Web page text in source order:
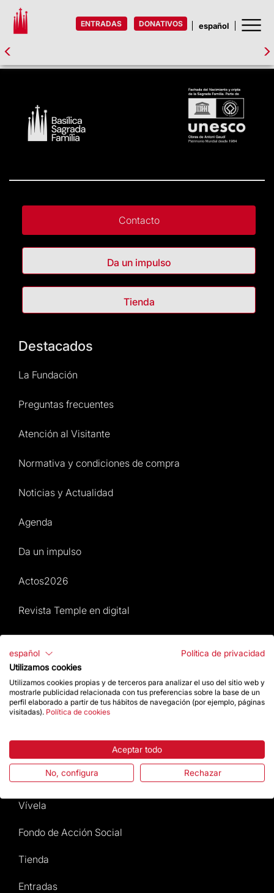
ENTRADAS DONATIVOS
Contacto
Da un impulso
Tienda
Destacados
La Fundación
Preguntas frecuentes
Atención al Visitante
Normativa y condiciones de compra
Noticias y Actualidad
Agenda
Da un impulso
Actos2026
Revista Temple en digital
Actos 2026
Visita
La Basílica
Vívela
Fondo de Acción Social
Tienda
Entradas
español
Política de privacidad
Utilizamos cookies
Utilizamos cookies propias y de terceros para analizar el uso del sitio web y
mostrarle publicidad relacionada con tus preferencias sobre la base de un
perfil elaborado a partir de tus hábitos de navegación (por ejemplo, páginas
visitadas). Política de cookies
Aceptar todo
No, configura Rechazar